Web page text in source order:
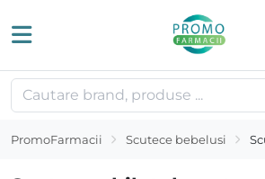
PromoFarmacii Scutece bebelusi